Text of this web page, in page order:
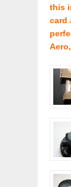
this
card